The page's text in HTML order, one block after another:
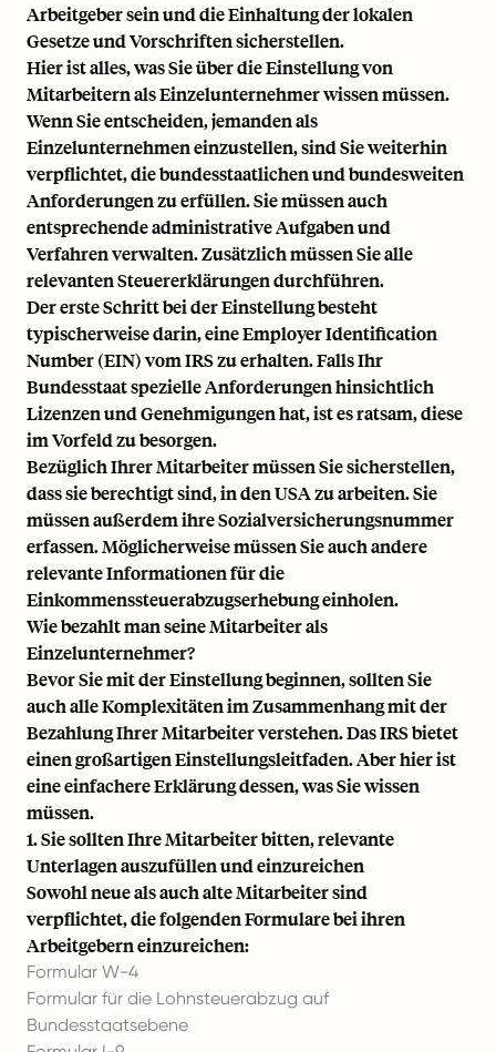
Arbeitgeber sein und die Einhaltung der lokalen
Gesetze und Vorschriften sicherstellen.
Hier ist alles, was Sie über die Einstellung von
Mitarbeitern als Einzelunternehmer wissen müssen.
Wenn Sie entscheiden, jemanden als
Einzelunternehmen einzustellen, sind Sie weiterhin
verpflichtet, die bundesstaatlichen und bundesweiten
Anforderungen zu erfüllen. Sie müssen auch
entsprechende administrative Aufgaben und
Verfahren verwalten. Zusätzlich müssen Sie alle
relevanten Steuererklärungen durchführen.
Der erste Schritt bei der Einstellung besteht
typischerweise darin, eine Employer Identification
Number (EIN) vom IRS zu erhalten. Falls Ihr
Bundesstaat spezielle Anforderungen hinsichtlich
Lizenzen und Genehmigungen hat, ist es ratsam, diese
im Vorfeld zu besorgen.
Bezüglich Ihrer Mitarbeiter müssen Sie sicherstellen,
dass sie berechtigt sind, in den USA zu arbeiten. Sie
müssen außerdem ihre Sozialversicherungsnummer
erfassen. Möglicherweise müssen Sie auch andere
relevante Informationen für die
Einkommenssteuerabzugserhebung einholen.
Wie bezahlt man seine Mitarbeiter als
Einzelunternehmer?
Bevor Sie mit der Einstellung beginnen, sollten Sie
auch alle Komplexitäten im Zusammenhang mit der
Bezahlung Ihrer Mitarbeiter verstehen. DasIRS bietet
einen großartigen Einstellungsleitfaden. Aber hier ist
eine einfachere Erklärung dessen, was Sie wissen
müssen.
1. Sie sollten Ihre Mitarbeiter bitten, relevante
Unterlagen auszufüllen und einzureichen
Sowohl neue als auch alte Mitarbeiter sind
verpflichtet, die folgenden Formulare bei ihren
Arbeitgebern einzureichen:
Formular W-4
Formular für die Lohnsteuerabzug auf
Bundesstaatsebene